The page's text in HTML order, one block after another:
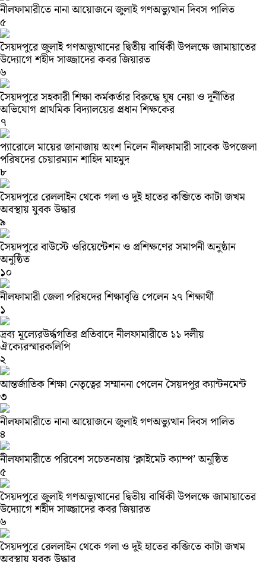
নীলফামারীতে নানা আয়োজনে জুলাই গণঅভ্যুত্থান দিবস পালিত
৫
সৈয়দপুরে জুলাই গণঅভ্যুত্থানের দ্বিতীয় বার্ষিকী উপলক্ষে জামায়াতের
উদ্যোগে শহীদ সাজ্জাদের কবর জিয়ারত
৬
সৈয়দপুরে সহকারী শিক্ষা কর্মকর্তার বিরুদ্ধে ঘুষ নেয়া ও দূর্নীতির
অভিযোগ প্রাথমিক বিদ্যালয়ের প্রধান শিক্ষকের
৭
প্যারোলে মায়ের জানাজায় অংশ নিলেন নীলফামারী সাবেক উপজেলা
পরিষদের চেয়ারম্যান শাহিদ মাহমুদ
৮
সৈয়দপুরে রেললাইন থেকে গলা ও দুই হাতের কব্জিতে কাটা জখম
অবস্থায় যুবক উদ্ধার
৯
সৈয়দপুরে বাউস্টে ওরিয়েন্টেশন ও প্রশিক্ষণের সমাপনী অনুষ্ঠান
অনুষ্ঠিত
১০
নীলফামারী জেলা পরিষদের শিক্ষাবৃত্তি পেলেন ২৭ শিক্ষার্থী
১
দ্রব্য মূল্যেরউর্দ্ধগতির প্রতিবাদে নীলফামারীতে ১১ দলীয়
ঐক্যেরস্মারকলিপি
২
আন্তর্জাতিক শিক্ষা নেতৃত্বের সম্মাননা পেলেন সৈয়দপুর ক্যান্টনমেন্ট
৩
নীলফামারীতে নানা আয়োজনে জুলাই গণঅভ্যুত্থান দিবস পালিত
৪
নীলফামারীতে পরিবেশ সচেতনতায় ‘ক্লাইমেট ক্যাম্প’ অনুষ্ঠিত
৫
সৈয়দপুরে জুলাই গণঅভ্যুত্থানের দ্বিতীয় বার্ষিকী উপলক্ষে জামায়াতের
উদ্যোগে শহীদ সাজ্জাদের কবর জিয়ারত
৬
সৈয়দপুরে রেললাইন থেকে গলা ও দুই হাতের কব্জিতে কাটা জখম